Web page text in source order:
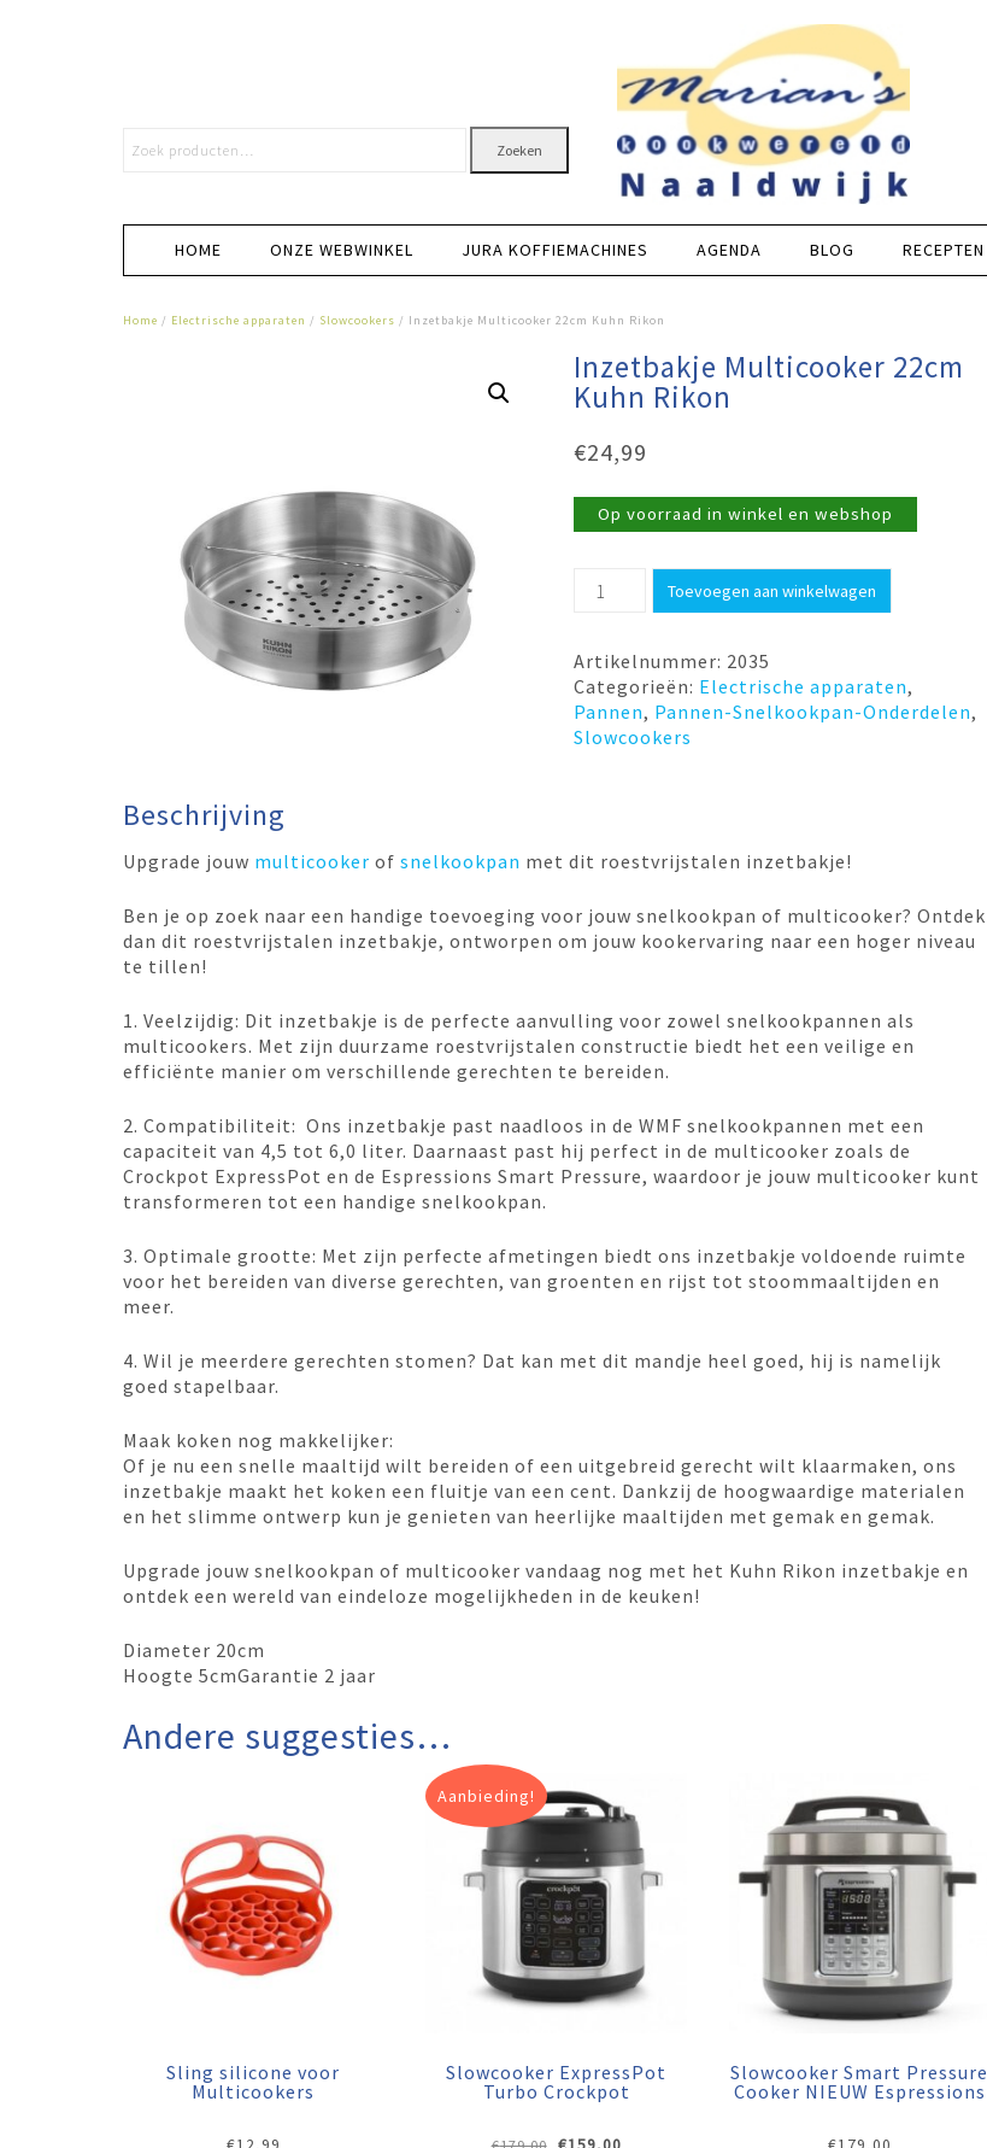
Zoeken
HOME ONZE WEBWINKEL JURA KOFFIEMACHINES AGENDA BLOG RECEPTEN
Home / Electrische apparaten / Slowcookers / Inzetbakje Multicooker 22cm Kuhn Rikon
Inzetbakje Multicooker 22cm
Kuhn Rikon
€24,99
Op voorraad in winkel en webshop
Inzetbakje
Multicooker
Kuhn
Rikon
aantal
Toevoegen aan winkelwagen
Artikelnummer: 2035
Categorieën: Electrische apparaten,
Pannen, Pannen-Snelkookpan-Onderdelen,
Slowcookers
Beschrijving
Upgrade jouw multicooker of snelkookpan met dit roestvrijstalen inzetbakje!
Ben je op zoek naar een handige toevoeging voor jouw snelkookpan of multicooker? Ontdek
dan dit roestvrijstalen inzetbakje, ontworpen om jouw kookervaring naar een hoger niveau
te tillen!
1. Veelzijdig: Dit inzetbakje is de perfecte aanvulling voor zowel snelkookpannen als
multicookers. Met zijn duurzame roestvrijstalen constructie biedt het een veilige en
efficiënte manier om verschillende gerechten te bereiden.
2. Compatibiliteit: Ons inzetbakje past naadloos in de WMF snelkookpannen met een
capaciteit van 4,5 tot 6,0 liter. Daarnaast past hij perfect in de multicooker zoals de
Crockpot ExpressPot en de Espressions Smart Pressure, waardoor je jouw multicooker kunt
transformeren tot een handige snelkookpan.
3. Optimale grootte: Met zijn perfecte afmetingen biedt ons inzetbakje voldoende ruimte
voor het bereiden van diverse gerechten, van groenten en rijst tot stoommaaltijden en
meer.
4. Wil je meerdere gerechten stomen? Dat kan met dit mandje heel goed, hij is namelijk
goed stapelbaar.
Maak koken nog makkelijker:
Of je nu een snelle maaltijd wilt bereiden of een uitgebreid gerecht wilt klaarmaken, ons
inzetbakje maakt het koken een fluitje van een cent. Dankzij de hoogwaardige materialen
en het slimme ontwerp kun je genieten van heerlijke maaltijden met gemak en gemak.
Upgrade jouw snelkookpan of multicooker vandaag nog met het Kuhn Rikon inzetbakje en
ontdek een wereld van eindeloze mogelijkheden in de keuken!
Diameter 20cm
Hoogte 5cmGarantie 2 jaar
Andere suggesties…
Sling silicone voor
Multicookers
Aanbieding!
Slowcooker ExpressPot
Turbo Crockpot
Oorspronkelijke
Huidige
Slowcooker Smart Pressure
Cooker NIEUW Espressions